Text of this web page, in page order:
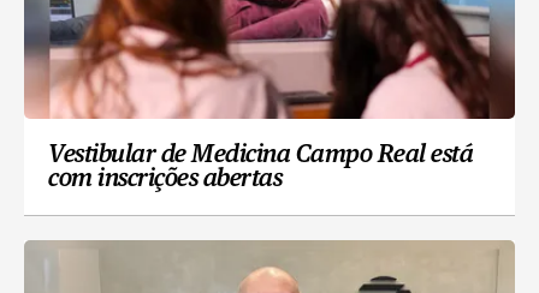
Vestibular de Medicina Campo Real está
com inscrições abertas